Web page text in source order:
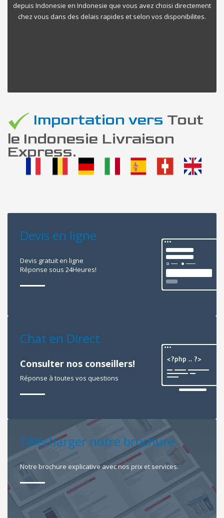
depuis Indonesie en Indonesie que vous avez choisi directement
chez vous dans des delais rapides et selon vos disponibilites.
Importation vers Tout
le Indonesie Livraison
Express.
Devis en ligne
Devis gratuit en ligne
Réponse sous 24Heures!
Chat en Direct
Consulter nos conseillers!
Réponse à toutes vos questions
Télécharger notre brochure
Notre brochure explicative avec nos prix et services.